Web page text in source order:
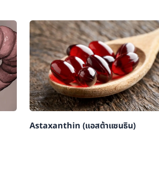
Astaxanthin (แอสต้าแซนธิน)